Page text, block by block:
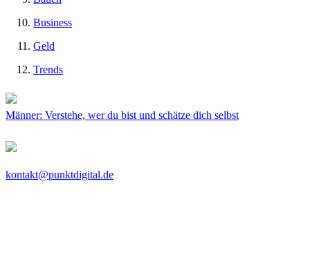
Business
Geld
Trends
Männer: Verstehe, wer du bist und schätze dich selbst
kontakt@punktdigital.de